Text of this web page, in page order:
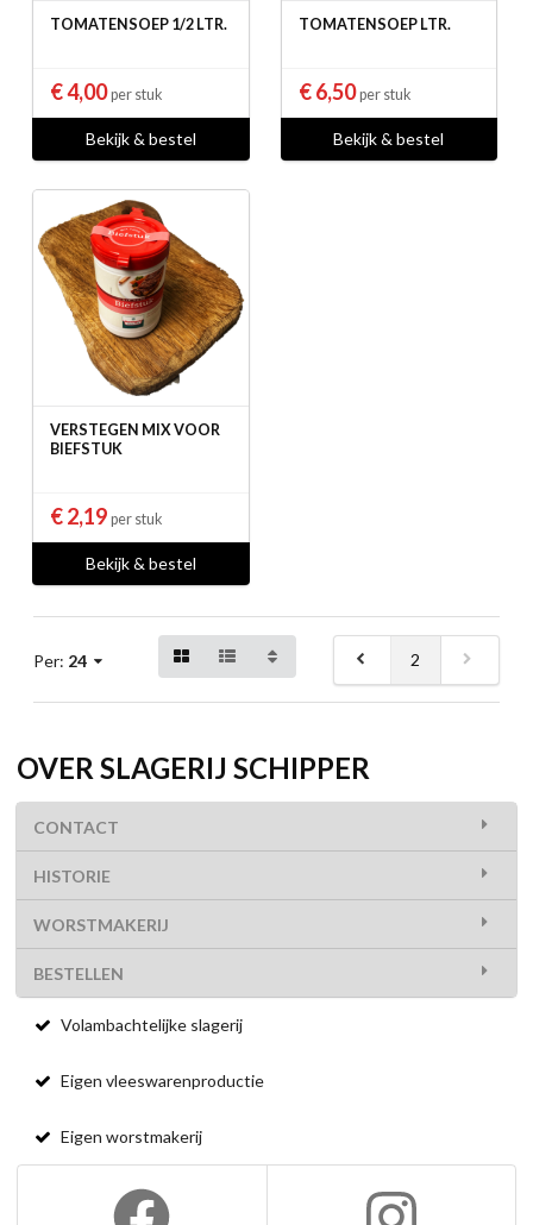
TOMATENSOEP 1/2 LTR.
€ 4,00per stuk
Bekijk & bestel
TOMATENSOEP LTR.
€ 6,50per stuk
Bekijk & bestel
VERSTEGEN MIX VOOR
BIEFSTUK
€ 2,19 per stuk
Bekijk & bestel
Per: 24 2
OVER SLAGERIJ SCHIPPER
CONTACT
HISTORIE
WORSTMAKERIJ
BESTELLEN
Volambachtelijke slagerij
Eigen vleeswarenproductie
Eigen worstmakerij